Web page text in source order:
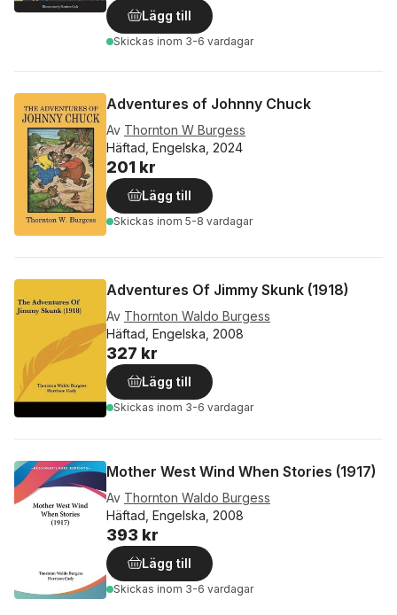
Lägg till
Skickas inom 3-6 vardagar
Adventures of Johnny Chuck
Av Thornton W Burgess
Häftad, Engelska, 2024
201 kr
Lägg till
Skickas inom 5-8 vardagar
Adventures Of Jimmy Skunk (1918)
Av Thornton Waldo Burgess
Häftad, Engelska, 2008
327 kr
Lägg till
Skickas inom 3-6 vardagar
Mother West Wind When Stories (1917)
Av Thornton Waldo Burgess
Häftad, Engelska, 2008
393 kr
Lägg till
Skickas inom 3-6 vardagar